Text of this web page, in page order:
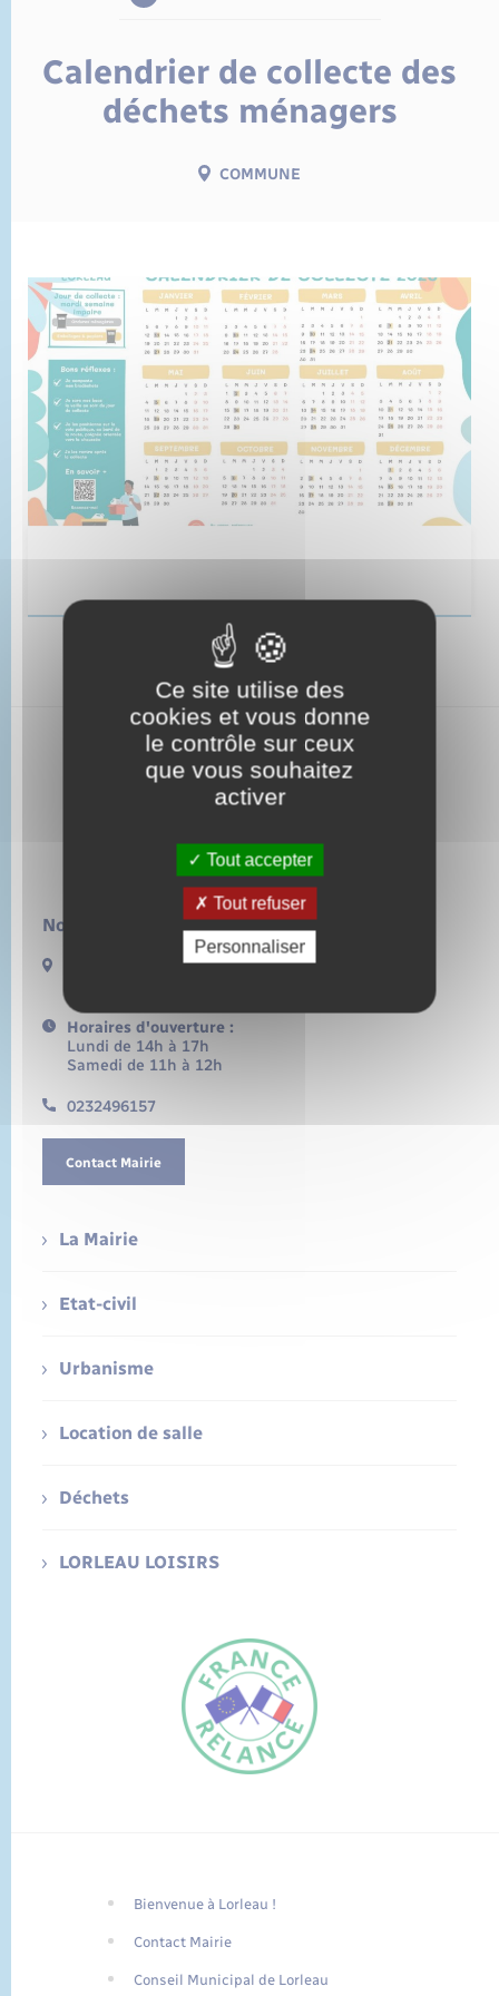
Traduction du
FR
Cimetière communal
Calendrier de collecte des
déchets ménagers
COMMUNE
Nous contacter :
13 rue de la Lieure
Horaires d'ouverture :
Lundi de 14h à 17h
Samedi de 11h à 12h
0232496157
Contact Mairie
La Mairie
Etat-civil
Urbanisme
Location de salle
Déchets
LORLEAU LOISIRS
Bienvenue à Lorleau !
Contact Mairie
Conseil Municipal de Lorleau
Ce site utilise des
cookies et vous donne
le contrôle sur ceux
que vous souhaitez
activer
Tout accepter
Tout refuser
Personnaliser